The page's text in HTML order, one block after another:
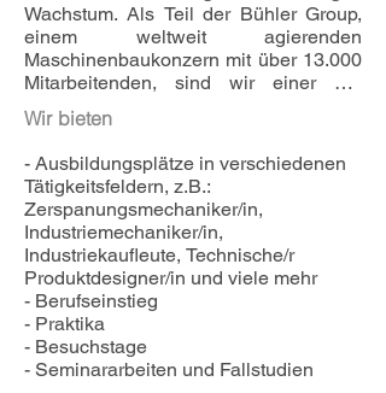
Wachstum. Als Teil der Bühler Group,
einem weltweit agierenden
Maschinenbaukonzern mit über 13.000
Mitarbeitenden, sind wir einer der
führenden Hersteller von Hightech-
Dünnfilm-
Vakuumbeschichtungsanlagen. Seit
mehr als 150 Jahren bieten wir unseren
Kunden ein breites Angebot an
Anlagen für die Beschichtung von
Architekturglas, Brillengläsern,
optischen Komponenten in
Smartphones, Autos, Medizintechnik
und vielem mehr. Unserem
internationalen Team gelingt es
tagtäglich neue Maßstäbe zu setzen
und komplexe Projekte erfolgreich
Wir bieten
- Ausbildungsplätze in verschiedenen
Tätigkeitsfeldern, z.B.:
Zerspanungsmechaniker/in,
Industriemechaniker/in,
Industriekaufleute, Technische/r
Produktdesigner/in und viele mehr
- Berufseinstieg
- Praktika
- Besuchstage
- Seminararbeiten und Fallstudien